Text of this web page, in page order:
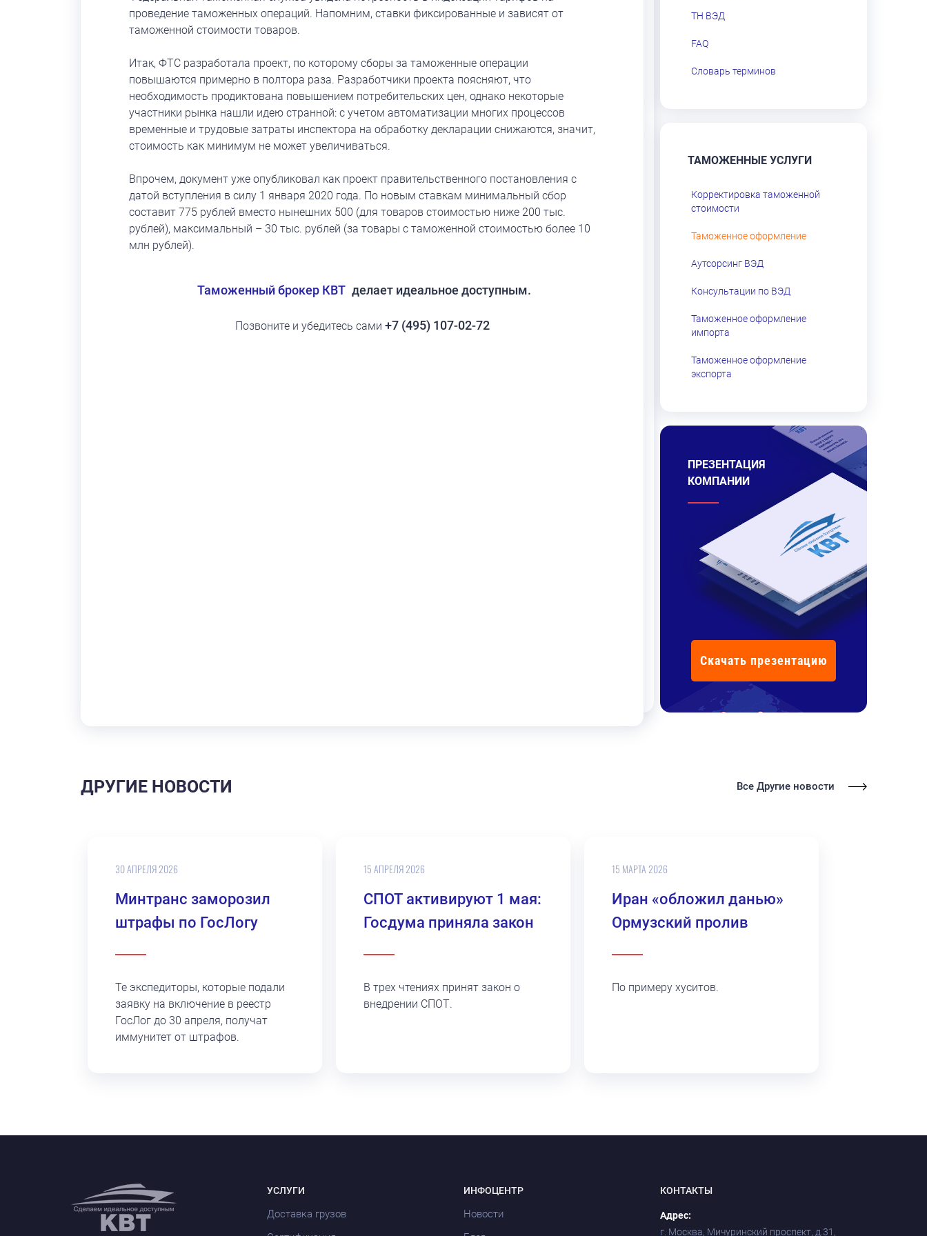
проведение таможенных операций. Напомним, ставки фиксированные и зависят от
таможенной стоимости товаров.
Итак, ФТС разработала проект, по которому сборы за таможенные операции
повышаются примерно в полтора раза. Разработчики проекта поясняют, что
необходимость продиктована повышением потребительских цен, однако некоторые
участники рынка нашли идею странной: с учетом автоматизации многих процессов
временные и трудовые затраты инспектора на обработку декларации снижаются, значит,
стоимость как минимум не может увеличиваться.
Впрочем, документ уже опубликовал как проект правительственного постановления с
датой вступления в силу 1 января 2020 года. По новым ставкам минимальный сбор
составит 775 рублей вместо нынешних 500 (для товаров стоимостью ниже 200 тыс.
рублей), максимальный – 30 тыс. рублей (за товары с таможенной стоимостью более 10
млн рублей).
Таможенный брокер КВТ делает идеальное доступным.
Позвоните и убедитесь сами +7 (495) 107-02-72
ТН ВЭД
FAQ
Словарь терминов
ТАМОЖЕННЫЕ УСЛУГИ
Корректировка таможенной
стоимости
Таможенное оформление
Аутсорсинг ВЭД
Консультации по ВЭД
Таможенное оформление
импорта
Таможенное оформление
экспорта
ПРЕЗЕНТАЦИЯ
КОМПАНИИ
Скачать презентацию
ДРУГИЕ НОВОСТИ Все Другие новости
30 АПРЕЛЯ 2026
Минтранс заморозил
штрафы по ГосЛогу
Те экспедиторы, которые подали
заявку на включение в реестр
ГосЛог до 30 апреля, получат
иммунитет от штрафов.
15 АПРЕЛЯ 2026
СПОТ активируют 1 мая:
Госдума приняла закон
В трех чтениях принят закон о
внедрении СПОТ.
15 МАРТА 2026
Иран «обложил данью»
Ормузский пролив
По примеру хуситов.
УСЛУГИ
Доставка грузов
ИНФОЦЕНТР
Новости
КОНТАКТЫ
Адрес:
г. Москва, Мичуринский проспект, д.31,